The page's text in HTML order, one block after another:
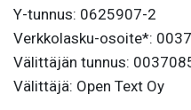
Y-tunnus: 0625907-2
Verkkolasku-osoite*:
Välittäjän tunnus:
Välittäjä: Open Text Oy